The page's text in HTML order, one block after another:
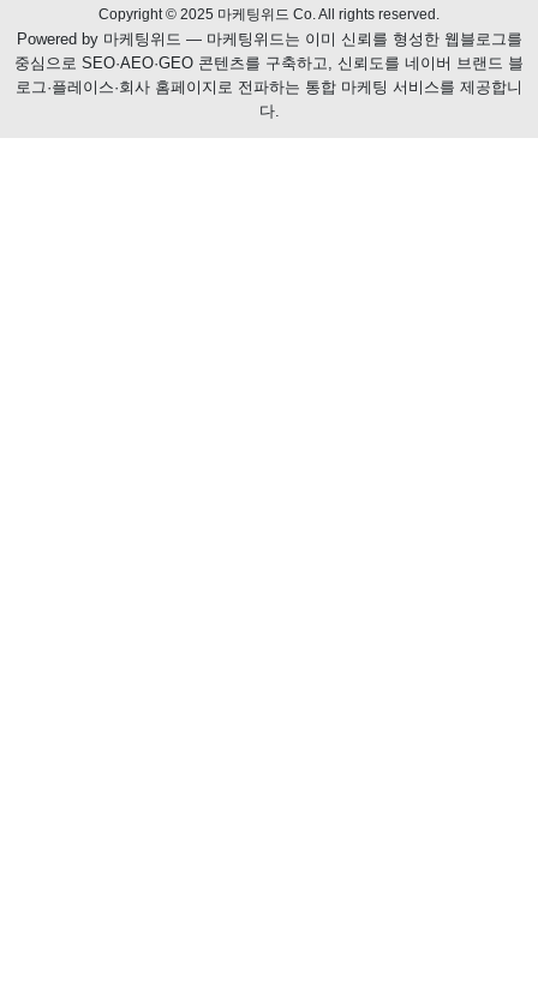
Copyright © 2025 마케팅위드 Co. All rights reserved.
Powered by 마케팅위드 — 마케팅위드는 이미 신뢰를 형성한 웹블로그를
중심으로 SEO·AEO·GEO 콘텐츠를 구축하고, 신뢰도를 네이버 브랜드 블
로그·플레이스·회사 홈페이지로 전파하는 통합 마케팅 서비스를 제공합니
다.